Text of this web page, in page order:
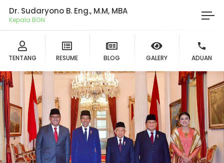
Dr. Sudaryono B. Eng., M.M, MBA
Kepala BGN
TENTANG RESUME BLOG GALERY ADUAN